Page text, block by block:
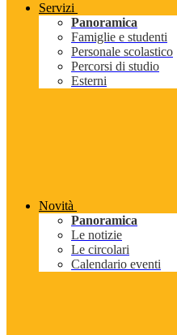
Servizi
Panoramica
Famiglie e studenti
Personale scolastico
Percorsi di studio
Esterni
Novità
Panoramica
Le notizie
Le circolari
Calendario eventi